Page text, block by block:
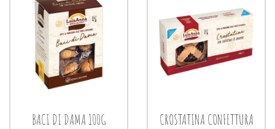
BACI DI DAMA 100G
CROSTATINA CONFETTURA